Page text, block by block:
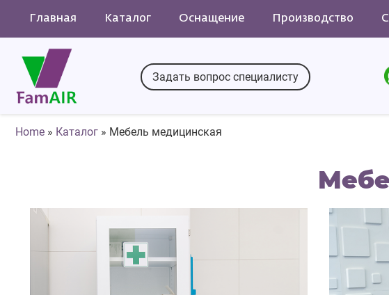
Главная Каталог Оснащение Производство
Задать вопрос специалисту
Home » Каталог » Мебель медицинская